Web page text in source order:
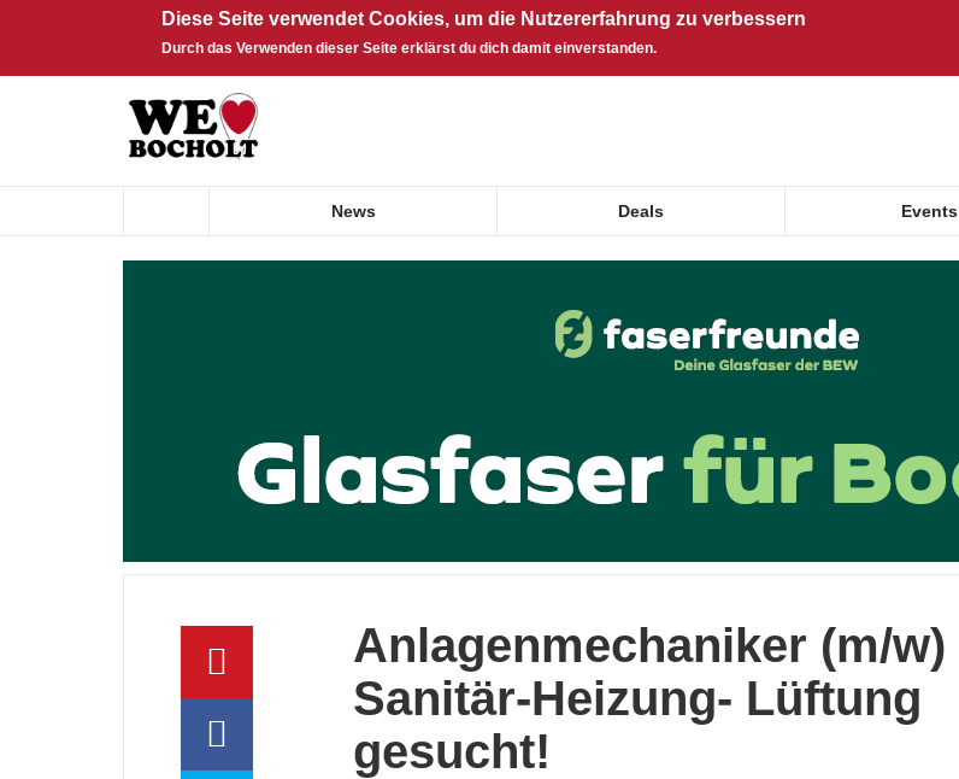
Diese Seite verwendet Cookies, um die Nutzererfahrung zu verbessern
Durch das Verwenden dieser Seite erklärst du dich damit einverstanden.
News Deals Events
Anlagenmechaniker (m/w)
Sanitär-Heizung- Lüftung
gesucht!